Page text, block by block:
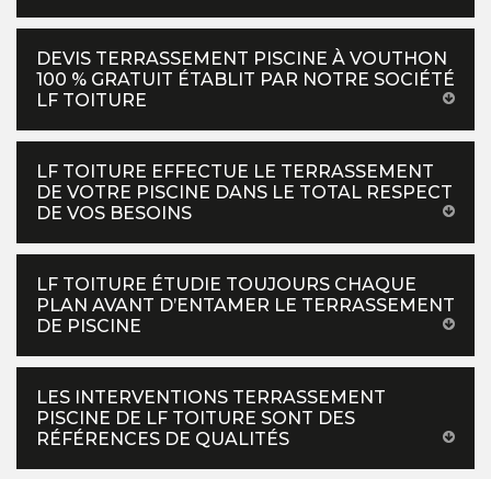
DEVIS TERRASSEMENT PISCINE À VOUTHON
100 % GRATUIT ÉTABLIT PAR NOTRE SOCIÉTÉ
LF TOITURE
LF TOITURE EFFECTUE LE TERRASSEMENT
DE VOTRE PISCINE DANS LE TOTAL RESPECT
DE VOS BESOINS
LF TOITURE ÉTUDIE TOUJOURS CHAQUE
PLAN AVANT D’ENTAMER LE TERRASSEMENT
DE PISCINE
LES INTERVENTIONS TERRASSEMENT
PISCINE DE LF TOITURE SONT DES
RÉFÉRENCES DE QUALITÉS